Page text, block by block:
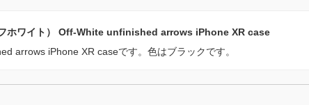
ホワイト） Off-White unfinished arrows iPhone XR case
arrows iPhone XR caseです。色はブラックです。